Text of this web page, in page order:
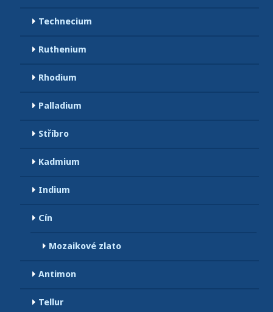
Technecium
Ruthenium
Rhodium
Palladium
Stříbro
Kadmium
Indium
Cín
Mozaikové zlato
Antimon
Tellur